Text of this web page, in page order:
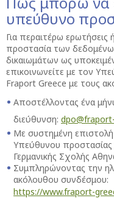
υπεύθυνο
Για περαιτέρω ερωτήσεις
προστασία των
δικαιωμάτων ως
επικοινωνείτε με τον
Fraport Greece με τους
Αποστέλλοντας ένα
διεύθυνση:
Με συστημένη
Υπεύθυνου
Γερμανικής Σχολής
Συμπληρώνοντας την
ακόλουθου συνδέσμου:
https://www.fraport-